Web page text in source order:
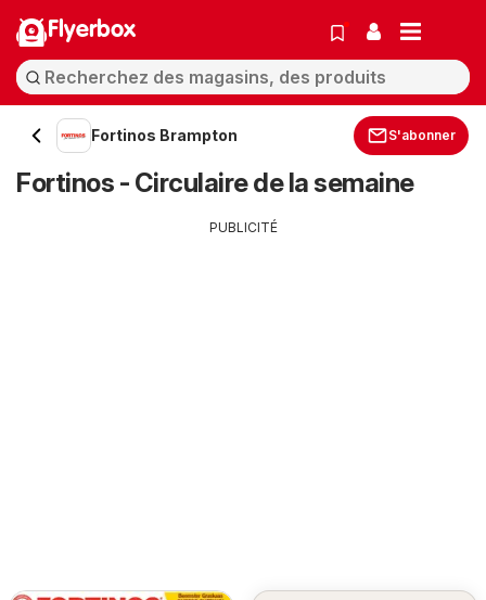
Flyerbox
Fortinos Brampton S'abonner
Fortinos - Circulaire de la semaine
PUBLICITÉ